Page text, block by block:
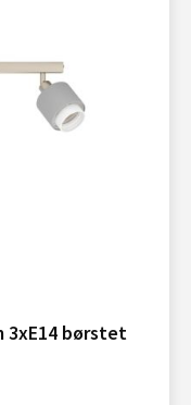
3xE14 børstet